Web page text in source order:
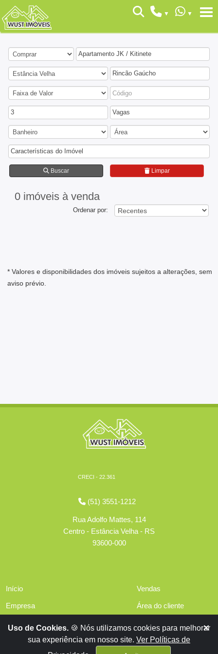
Apartamento JK / Kitinete
Rincão Gaúcho
3 Vagas
Características do Imóvel
Buscar Limpar
0 imóveis à venda
Ordenar por:
* Valores e disponibilidades dos imóveis sujeitos a alterações, sem
aviso prévio.
CRECI - 22.361
(51) 3551-1212
Rua Adolfo Mattes, 114
Centro - Estância Velha - RS
93600-000
Início
Empresa
Financiamentos
Vendas
Área do cliente
Contato
Uso de Cookies. 🍪 Nós utilizamos cookies para melhorar
sua experiência em nosso site. Ver Políticas de